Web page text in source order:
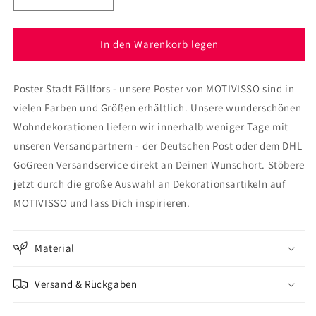
die
Menge
Poster
Fällfors
die
Menge
für
Poster
Fällfors
In den Warenkorb legen
Poster Stadt Fällfors - unsere Poster von MOTIVISSO sind in
vielen Farben und Größen erhältlich. Unsere wunderschönen
Wohndekorationen liefern wir innerhalb weniger Tage mit
unseren Versandpartnern - der Deutschen Post oder dem DHL
GoGreen Versandservice direkt an Deinen Wunschort. Stöbere
jetzt durch die große Auswahl an Dekorationsartikeln auf
MOTIVISSO und lass Dich inspirieren.
Material
Versand & Rückgaben